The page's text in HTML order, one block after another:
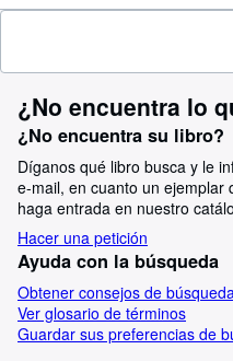
¿No encuentra lo
¿No encuentra su libro?
Díganos qué libro busca y le
e-mail, en cuanto un ejemplar
haga entrada en nuestro
Hacer una petición
Ayuda con la búsqueda
Obtener consejos de
Ver glosario de términos
Guardar sus preferencias de